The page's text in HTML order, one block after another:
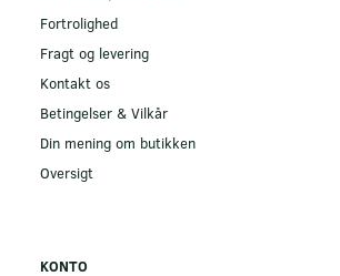
Fortrolighed
Fragt og levering
Kontakt os
Betingelser & Vilkår
Din mening om butikken
Oversigt
KONTO